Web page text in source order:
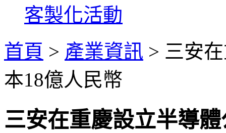
客製化活動
首頁 > 產業資訊 > 三安
本18億人民幣
三安在重慶設立半導